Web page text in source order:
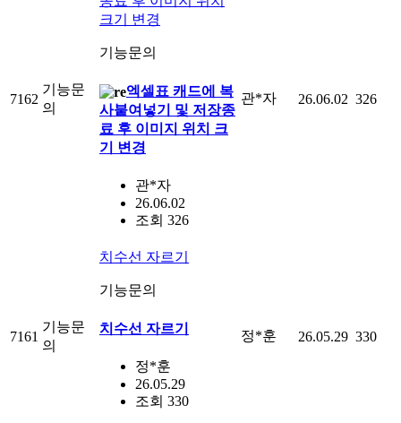
7162
기능문
의
크기 변경
기능문의
엑셀표 캐드에 복
사붙여넣기 및 저장종
료 후 이미지 위치 크
기 변경
관*자
26.06.02
조회 326
관*자 26.06.02 326
7161
기능문
의
치수선 자르기
기능문의
치수선 자르기
정*훈
26.05.29
조회 330
정*훈 26.05.29 330